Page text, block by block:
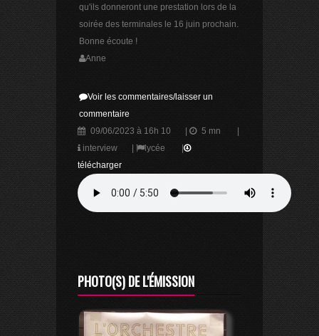
qu'ils donneront une prestation lors de la
soirée des terminales le 16 juin prochain.
Bonne écoute !
Anne
Voir les commentaires/laisser un
commentaire
09/06/2023 à 16h 10
5 mn
interview
lycée
télécharger
PHOTO(S) DE L'ÉMISSION